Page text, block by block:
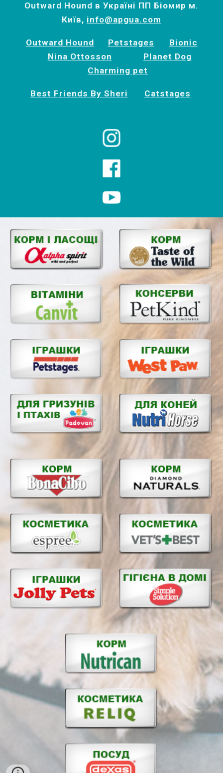
Outward Hound в Україні ПП Біомир м.
Київ, info@apgua.com
Outward Hound Petstages
Bionic
Nina Ottosson
Planet Dog
Charming pet
Best Friends By Sheri Catstages